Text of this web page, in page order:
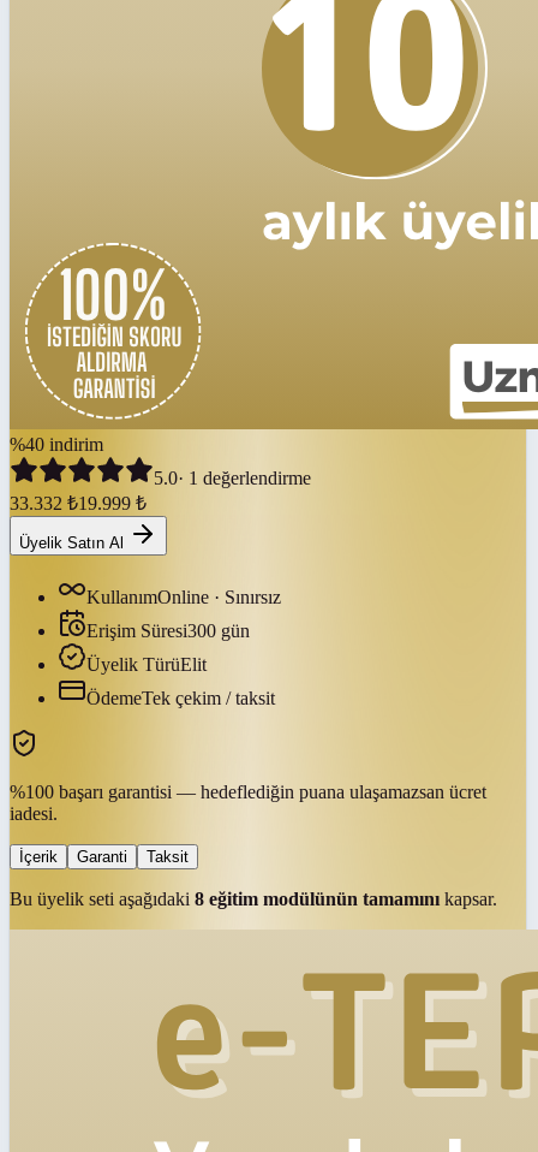
%40 indirim
5.0· 1 değerlendirme
33.332 ₺19.999 ₺
Üyelik Satın Al
KullanımOnline · Sınırsız
Erişim Süresi300 gün
Üyelik TürüElit
ÖdemeTek çekim / taksit
%100 başarı garantisi — hedeflediğin puana ulaşamazsan ücret
iadesi.
İçerik Garanti Taksit
Bu üyelik seti aşağıdaki 8 eğitim modülünün tamamını kapsar.